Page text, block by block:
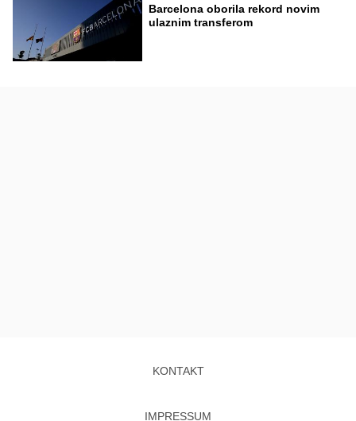
Barcelona oborila rekord novim
ulaznim transferom
KONTAKT
IMPRESSUM